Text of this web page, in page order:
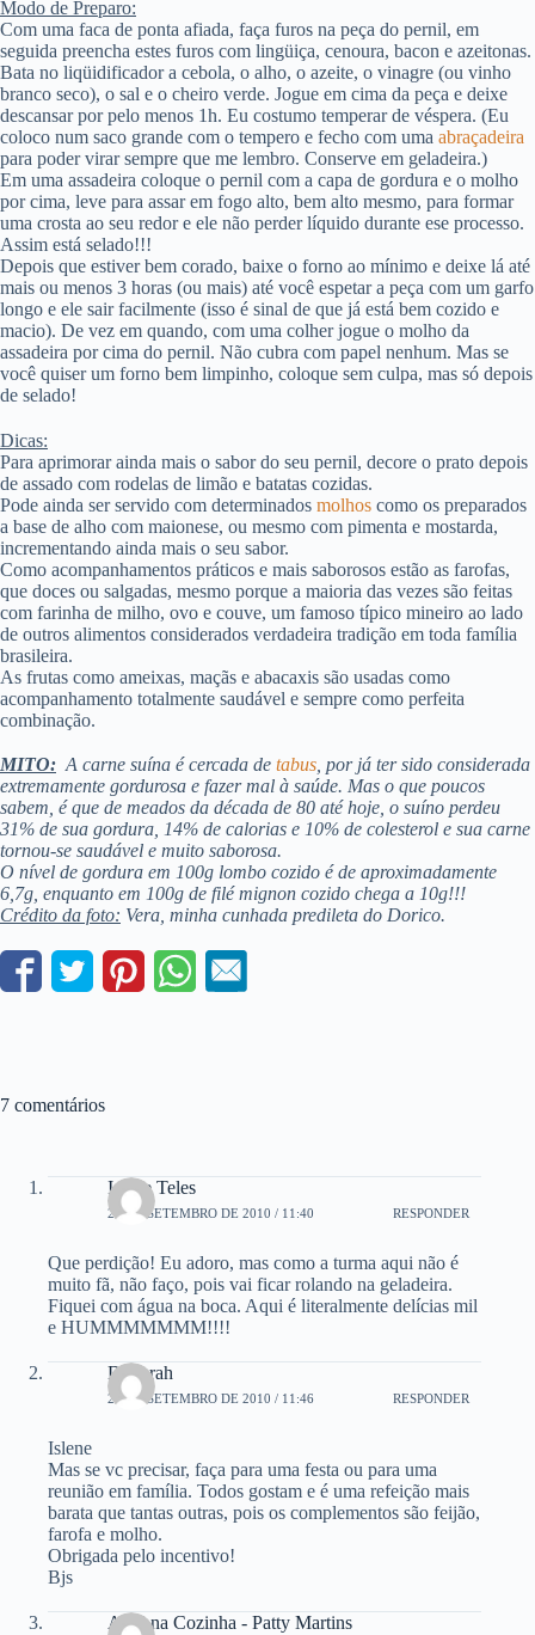
Modo de Preparo:
Com uma faca de ponta afiada, faça furos na peça do pernil, em
seguida preencha estes furos com lingüiça, cenoura, bacon e azeitonas.
Bata no liqüidificador a cebola, o alho, o azeite, o vinagre (ou vinho
branco seco), o sal e o cheiro verde. Jogue em cima da peça e deixe
descansar por pelo menos 1h. Eu costumo temperar de véspera. (Eu
coloco num saco grande com o tempero e fecho com uma abraçadeira
para poder virar sempre que me lembro. Conserve em geladeira.)
Em uma assadeira coloque o pernil com a capa de gordura e o molho
por cima, leve para assar em fogo alto, bem alto mesmo, para formar
uma crosta ao seu redor e ele não perder líquido durante ese processo.
Assim está selado!!!
Depois que estiver bem corado, baixe o forno ao mínimo e deixe lá até
mais ou menos 3 horas (ou mais) até você espetar a peça com um garfo
longo e ele sair facilmente (isso é sinal de que já está bem cozido e
macio). De vez em quando, com uma colher jogue o molho da
assadeira por cima do pernil. Não cubra com papel nenhum. Mas se
você quiser um forno bem limpinho, coloque sem culpa, mas só depois
de selado!
Dicas:
Para aprimorar ainda mais o sabor do seu pernil, decore o prato depois
de assado com rodelas de limão e batatas cozidas.
Pode ainda ser servido com determinados molhos como os preparados
a base de alho com maionese, ou mesmo com pimenta e mostarda,
incrementando ainda mais o seu sabor.
Como acompanhamentos práticos e mais saborosos estão as farofas,
que doces ou salgadas, mesmo porque a maioria das vezes são feitas
com farinha de milho, ovo e couve, um famoso típico mineiro ao lado
de outros alimentos considerados verdadeira tradição em toda família
brasileira.
As frutas como ameixas, maçãs e abacaxis são usadas como
acompanhamento totalmente saudável e sempre como perfeita
combinação.
MITO: A carne suína é cercada de tabus , por já ter sido considerada
extremamente gordurosa e fazer mal à saúde. Mas o que poucos
sabem, é que de meados da década de 80 até hoje, o suíno perdeu
31% de sua gordura, 14% de calorias e 10% de colesterol e sua carne
tornou-se saudável e muito saborosa.
O nível de gordura em 100g lombo cozido é de aproximadamente
6,7g, enquanto em 100g de filé mignon cozido chega a 10g!!!
Crédito da foto: Vera, minha cunhada predileta do Dorico.
7 comentários
Islene Teles
20 DE SETEMBRO DE 2010 / 11:40 RESPONDER
Que perdição! Eu adoro, mas como a turma aqui não é
muito fã, não faço, pois vai ficar rolando na geladeira.
Fiquei com água na boca. Aqui é literalmente delícias mil
e HUMMMMMMM!!!!
Deborah
20 DE SETEMBRO DE 2010 / 11:46 RESPONDER
Islene
Mas se vc precisar, faça para uma festa ou para uma
reunião em família. Todos gostam e é uma refeição mais
barata que tantas outras, pois os complementos são feijão,
farofa e molho.
Obrigada pelo incentivo!
Bjs
Aqui na Cozinha - Patty Martins